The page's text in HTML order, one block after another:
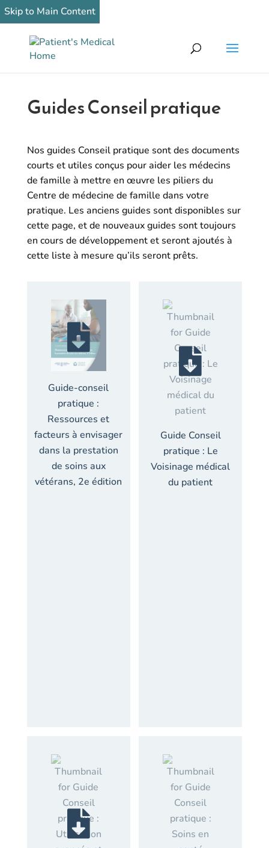
Skip to Main Content
Guides Conseil pratique
Nos guides Conseil pratique sont des documents
courts et utiles conçus pour aider les médecins
de famille à mettre en œuvre les piliers du
Centre de médecine de famille dans votre
pratique. Les anciens guides sont disponibles sur
cette page, et de nouveaux guides sont toujours
en cours de développement et seront ajoutés à
cette liste à mesure qu’ils seront prêts.
Guide-conseil
pratique :
Ressources et
facteurs à envisager
dans la prestation
de soins aux
vétérans, 2e édition
Guide Conseil
pratique : Le
Voisinage médical
du patient